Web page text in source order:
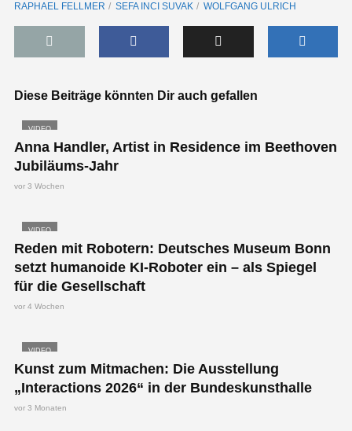
RAPHAEL FELLMER
SEFA INCI SUVAK WOLFGANG ULRICH
Diese Beiträge könnten Dir auch gefallen
VIDEO
Anna Handler, Artist in Residence im Beethoven
Jubiläums-Jahr
vor 3 Wochen
VIDEO
Reden mit Robotern: Deutsches Museum Bonn
setzt humanoide KI-Roboter ein – als Spiegel
für die Gesellschaft
vor 4 Wochen
VIDEO
Kunst zum Mitmachen: Die Ausstellung
„Interactions 2026“ in der Bundeskunsthalle
vor 3 Monaten